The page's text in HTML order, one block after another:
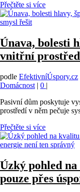
Přečtěte si více
Únava, bolesti
vnitřní
podle EfektivníÚspory.cz
Domácnost | 0 |
Pasivní dům poskytuje
prostředí v něm pečuje
Přečtěte si více
Úzký pohled
pouze přes